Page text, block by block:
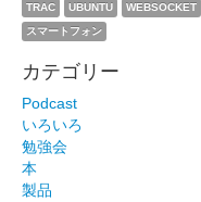
TRAC
UBUNTU WEBSOCKET
スマートフォン
カテゴリー
Podcast
いろいろ
勉強会
本
製品